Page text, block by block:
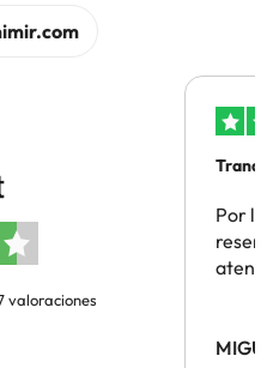
valoraciones
Por